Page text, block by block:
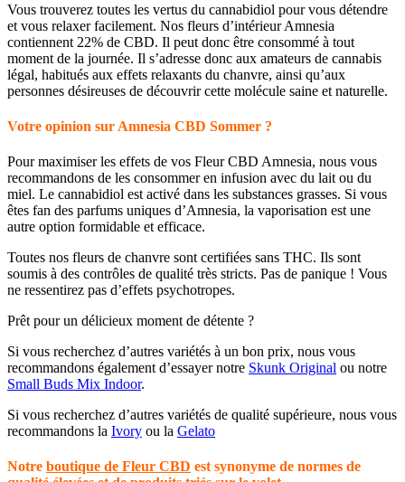
Vous trouverez toutes les vertus du cannabidiol pour vous détendre
et vous relaxer facilement. Nos fleurs d’intérieur Amnesia
contiennent 22% de CBD. Il peut donc être consommé à tout
moment de la journée. Il s’adresse donc aux amateurs de cannabis
légal, habitués aux effets relaxants du chanvre, ainsi qu’aux
personnes désireuses de découvrir cette molécule saine et naturelle.
Votre opinion sur Amnesia CBD Sommer ?
Pour maximiser les effets de vos Fleur CBD Amnesia, nous vous
recommandons de les consommer en infusion avec du lait ou du
miel. Le cannabidiol est activé dans les substances grasses. Si vous
êtes fan des parfums uniques d’Amnesia, la vaporisation est une
autre option formidable et efficace.
Toutes nos fleurs de chanvre sont certifiées sans THC. Ils sont
soumis à des contrôles de qualité très stricts. Pas de panique ! Vous
ne ressentirez pas d’effets psychotropes.
Prêt pour un délicieux moment de détente ?
Si vous recherchez d’autres variétés à un bon prix, nous vous
recommandons également d’essayer notre Skunk Original ou notre
Small Buds Mix Indoor.
Si vous recherchez d’autres variétés de qualité supérieure, nous vous
recommandons la Ivory ou la Gelato
Notre boutique de Fleur CBD est synonyme de normes de